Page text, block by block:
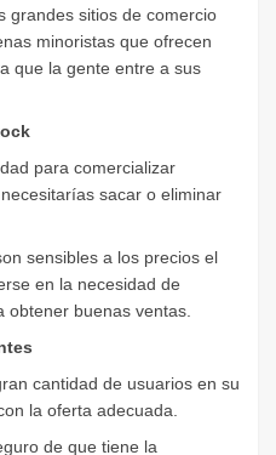
grandes sitios de comercio
minoristas que ofrecen
que la gente entre a sus
para comercializar
sacar o eliminar
sensibles a los precios el
en la necesidad de
buenas ventas.
cantidad de usuarios en su
la oferta adecuada.
de que tiene la